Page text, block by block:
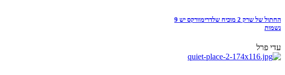
החתול של שרק 2 מוכיח שלדרימוורקס יש 9
נשמות
עדי פרל